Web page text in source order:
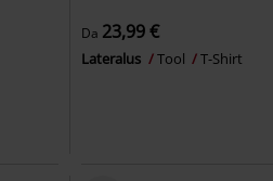
Da 23,99 €
Lateralus Tool T-Shirt